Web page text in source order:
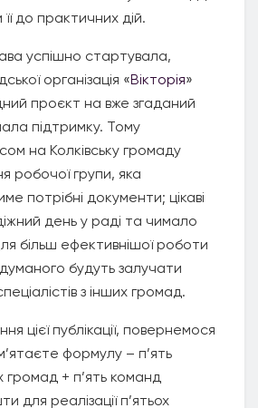
до практичних дій.
успішно стартувала,
організація «Вікторія»
проєкт на вже згаданий
підтримку. Тому
на Колківську громаду
робочої групи, яка
потрібні документи; цікаві
день у раді та чимало
більш ефективнішої роботи
будуть залучати
з інших громад.
цієї публікації, повернемося
формулу – п’ять
громад + п’ять команд
для реалізації п’ятьох